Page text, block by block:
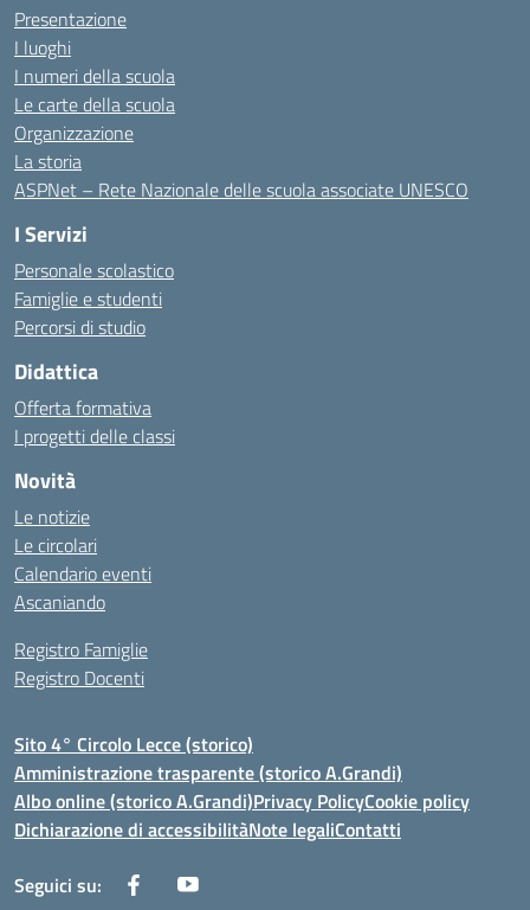
Presentazione
I luoghi
I numeri della scuola
Le carte della scuola
Organizzazione
La storia
ASPNet – Rete Nazionale delle scuola associate UNESCO
I Servizi
Personale scolastico
Famiglie e studenti
Percorsi di studio
Didattica
Offerta formativa
I progetti delle classi
Novità
Le notizie
Le circolari
Calendario eventi
Ascaniando
Registro Famiglie
Registro Docenti
Sito 4° Circolo Lecce (storico)
Amministrazione trasparente (storico A.Grandi)
Albo online (storico A.Grandi)Privacy PolicyCookie policy
Dichiarazione di accessibilitàNote legaliContatti
Seguici su: